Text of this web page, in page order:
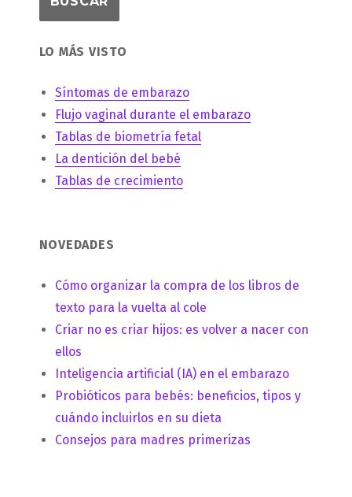
LO MÁS VISTO
Síntomas de embarazo
Flujo vaginal durante el embarazo
Tablas de biometría fetal
La dentición del bebé
Tablas de crecimiento
NOVEDADES
Cómo organizar la compra de los libros de
texto para la vuelta al cole
Criar no es criar hijos: es volver a nacer con
ellos
Inteligencia artificial (IA) en el embarazo
Probióticos para bebés: beneficios, tipos y
cuándo incluirlos en su dieta
Consejos para madres primerizas